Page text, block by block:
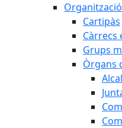
Cartipàs
Càrrecs
Grups
Òrgans